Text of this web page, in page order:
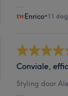
Enrico•11
Conviale,
Styling door